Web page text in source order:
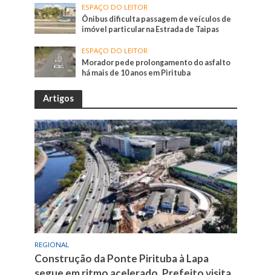
ESPAÇO DO LEITOR
Ônibus dificulta passagem de veículos de
imóvel particular na Estrada de Taipas
ESPAÇO DO LEITOR
Morador pede prolongamento do asfalto
há mais de 10 anos em Pirituba
Artigos
REGIONAL
Construção da Ponte Pirituba à Lapa